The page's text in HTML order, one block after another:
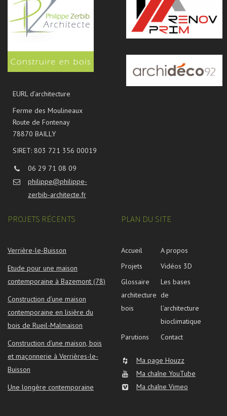
EURL d’architecture
Ferme des Moulineaux
Route de Fontenay
78870 BAILLY
SIRET: 803 721 356 00019
06 29 71 08 09
philippe@philippe-
zerbib-architecte.fr
PROJETS RÉCENTS
Verrière-le-Buisson
Etude pour une maison
contemporaine à Bazemont (78)
Construction d’une maison
contemporaine en lisière du
bois de Rueil-Malmaison
Construction d’une maison, bois
et maçonnerie à Verrières-le-
Buisson
Une longère contemporaine
PLAN DU SITE
Accueil
A propos
Projets
Vidéos 3D
Glossaire
architecture
bois
Les bases
de
l’architecture
bioclimatique
Parutions
Contact
Ma page Houzz
Ma chaîne YouTube
Ma chaîne Vimeo